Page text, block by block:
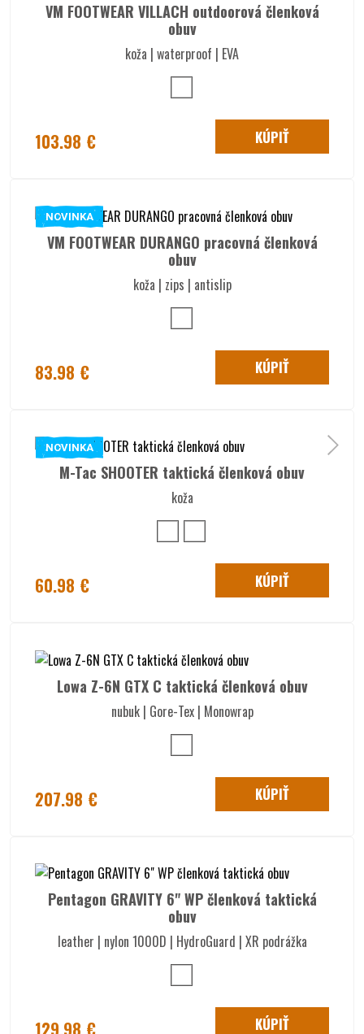
VM FOOTWEAR VILLACH outdoorová členková
obuv
koža | waterproof | EVA
103.98 € KÚPIŤ
NOVINKA
VM FOOTWEAR DURANGO pracovná členková
obuv
koža | zips | antislip
83.98 € KÚPIŤ
NOVINKA
M-Tac SHOOTER taktická členková obuv
koža
60.98 € KÚPIŤ
Lowa Z-6N GTX C taktická členková obuv
nubuk | Gore-Tex | Monowrap
207.98 € KÚPIŤ
Pentagon GRAVITY 6" WP členková taktická
obuv
leather | nylon 1000D | HydroGuard | XR podrážka
129.98 € KÚPIŤ